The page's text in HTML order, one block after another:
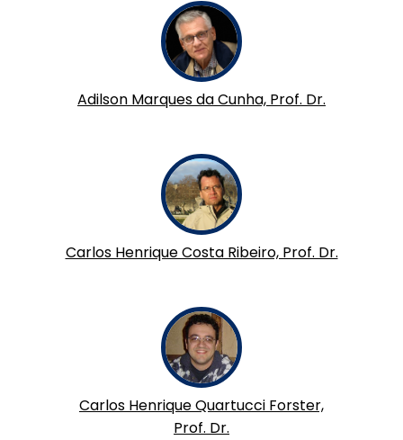
Adilson Marques da Cunha, Prof. Dr.
Carlos Henrique Costa Ribeiro, Prof. Dr.
Carlos Henrique Quartucci Forster,
Prof. Dr.